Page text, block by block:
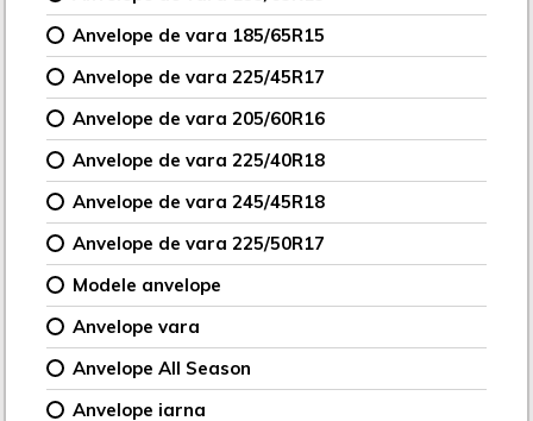
Anvelope de vara 185/65R15
Anvelope de vara 225/45R17
Anvelope de vara 205/60R16
Anvelope de vara 225/40R18
Anvelope de vara 245/45R18
Anvelope de vara 225/50R17
Modele anvelope
Anvelope vara
Anvelope All Season
Anvelope iarna